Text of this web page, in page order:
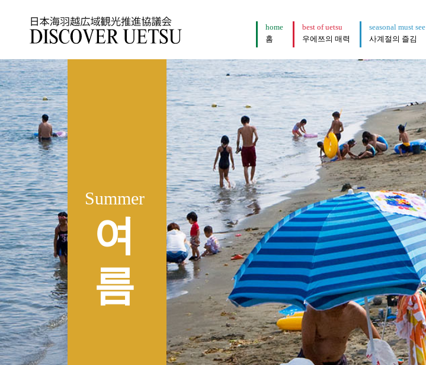
o
v
e
r
U
t
s
u
home
홈
best of uetsu
우에쯔의 매력
seasonal must see
사계절의 즐김
Summer
여
름